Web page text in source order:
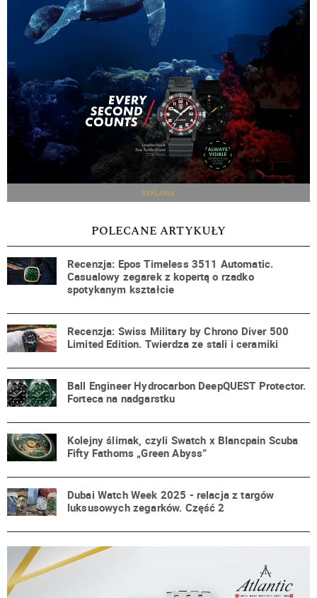
REKLAMA
POLECANE ARTYKUŁY
Recenzja: Epos Timeless 3511 Automatic.
Casualowy zegarek z kopertą o rzadko
spotykanym kształcie
Recenzja: Swiss Military by Chrono Diver 500
Limited Edition. Twierdza ze stali i ceramiki
Ball Engineer Hydrocarbon DeepQUEST Protector.
Forteca na nadgarstku
Kolejny ślimak, czyli Swatch x Blancpain Scuba
Fifty Fathoms „Green Abyss”
Dubai Watch Week 2025 - relacja z targów
luksusowych zegarków. Część 2